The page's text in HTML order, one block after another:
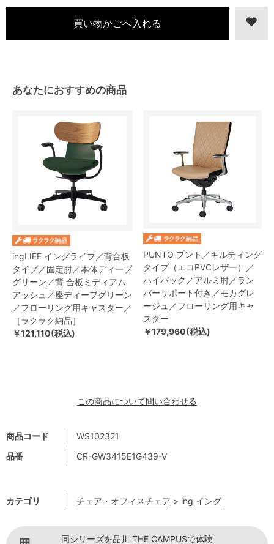
商品コード
WS102321
品番
CR-GW3415E1G439-V
カテゴリ チェア・オフィスチェア > ing イング
あなたにおすすめの商品
ingLIFE イングライフ／背合板
タイプ／固定肘／本体ディープ
グリーン／背 合板ミディアム
アッシュ／座ディープグリーン
／フローリング用キャスター／
［ラクラク納品］
￥121,110(税込)
PUNTO プント／キルティング
タイプ（エコPVCレザー）／
ハイバック／アルミ肘／ラン
バーサポート付き／モカグレ
ージュ／フローリング用キャ
スター
￥179,960(税込)
この商品について問い合わせる
同シリーズを品川 THE CAMPUSで体験